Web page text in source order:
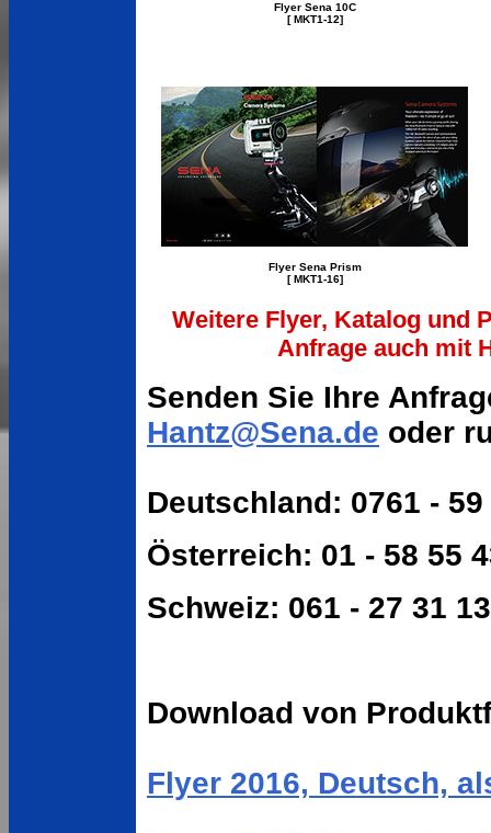
Flyer Sena 10C
[ MKT1-12]
Flyer Sena Prism
[ MKT1-16]
Weitere Flyer, Katalog und
Anfrage auch mit
Senden Sie Ihre
Hantz@Sena.de oder
Deutschland: 0761 - 59
Österreich: 01 - 58 55
Schweiz: 061 - 27 31
Download von
Flyer 2016, Deutsch,